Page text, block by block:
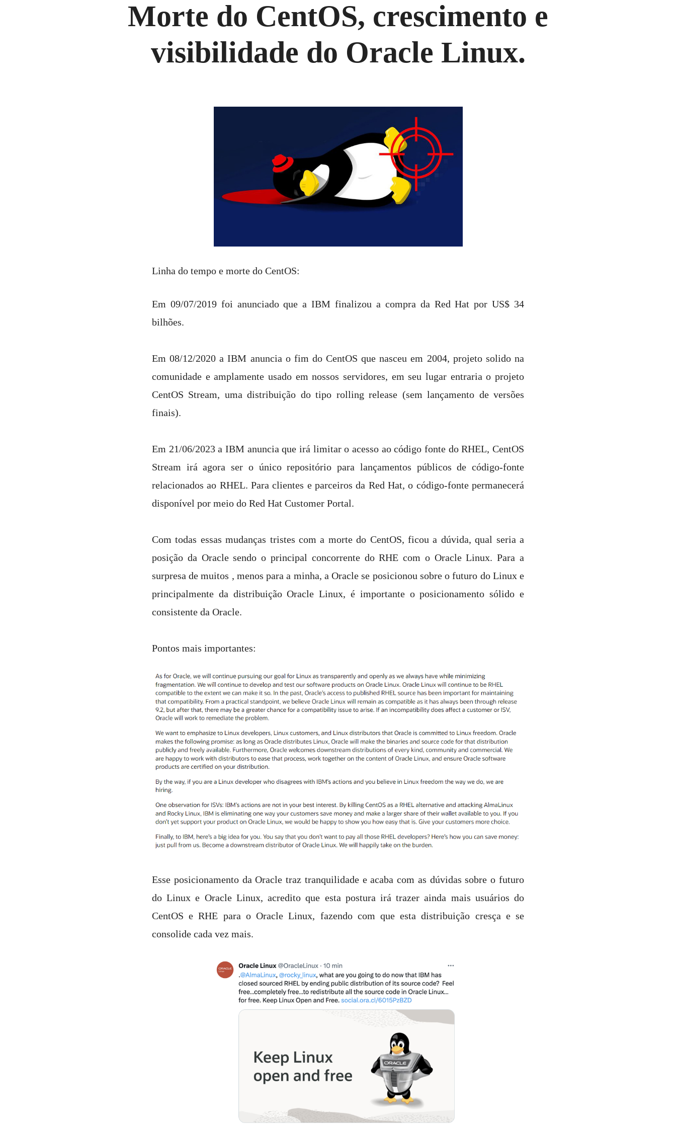
Morte do CentOS, crescimento e
visibilidade do Oracle Linux.
Linha do tempo e morte do CentOS:
Em 09/07/2019 foi anunciado que a IBM finalizou a compra da Red Hat por US$ 34
bilhões.
Em 08/12/2020 a IBM anuncia o fim do CentOS que nasceu em 2004, projeto solido na
comunidade e amplamente usado em nossos servidores, em seu lugar entraria o projeto
CentOS Stream, uma distribuição do tipo rolling release (sem lançamento de versões
finais).
Em 21/06/2023 a IBM anuncia que irá limitar o acesso ao código fonte do RHEL, CentOS
Stream irá agora ser o único repositório para lançamentos públicos de código-fonte
relacionados ao RHEL. Para clientes e parceiros da Red Hat, o código-fonte permanecerá
disponível por meio do Red Hat Customer Portal.
Com todas essas mudanças tristes com a morte do CentOS, ficou a dúvida, qual seria a
posição da Oracle sendo o principal concorrente do RHE com o Oracle Linux. Para a
surpresa de muitos , menos para a minha, a Oracle se posicionou sobre o futuro do Linux e
principalmente da distribuição Oracle Linux, é importante o posicionamento sólido e
consistente da Oracle.
Pontos mais importantes:
Esse posicionamento da Oracle traz tranquilidade e acaba com as dúvidas sobre o futuro
do Linux e Oracle Linux, acredito que esta postura irá trazer ainda mais usuários do
CentOS e RHE para o Oracle Linux, fazendo com que esta distribuição cresça e se
consolide cada vez mais.